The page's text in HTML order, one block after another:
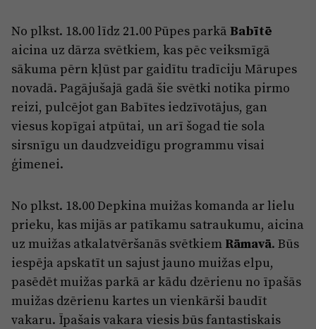
Par laikrakstu
Privātuma politika
Ētikas kodekss
Lietošanas noteikumi
Pārredzamības paziņojumi
No plkst. 18.00 līdz 21.00 Pūpes parkā Babītē
aicina uz dārza svētkiem, kas pēc veiksmīgā
sākuma pērn kļūst par gaidītu tradīciju Mārupes
novadā. Pagājušajā gadā šie svētki notika pirmo
reizi, pulcējot gan Babītes iedzīvotājus, gan
viesus kopīgai atpūtai, un arī šogad tie sola
sirsnīgu un daudzveidīgu programmu visai
ģimenei.
No plkst. 18.00 Depkina muižas komanda ar lielu
prieku, kas mijās ar patīkamu satraukumu, aicina
uz muižas atkalatvēršanās svētkiem Rāmavā. Būs
iespēja apskatīt un sajust jauno muižas elpu,
pasēdēt muižas parkā ar kādu dzērienu no īpašās
muižas dzērienu kartes un vienkārši baudīt
vakaru. Īpašais vakara viesis būs fantastiskais